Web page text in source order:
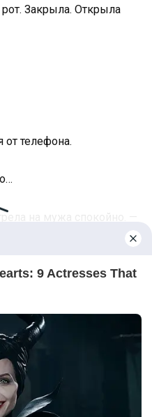
Закрыла. Открыла
от телефона.
на мужа спокойно. —
Просто считает мои
имя тихо, но так, что
это знаешь.
уже собралась —